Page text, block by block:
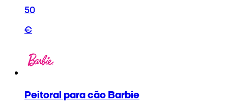
50
€
Peitoral para cão Barbie